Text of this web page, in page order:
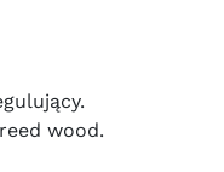
wood.